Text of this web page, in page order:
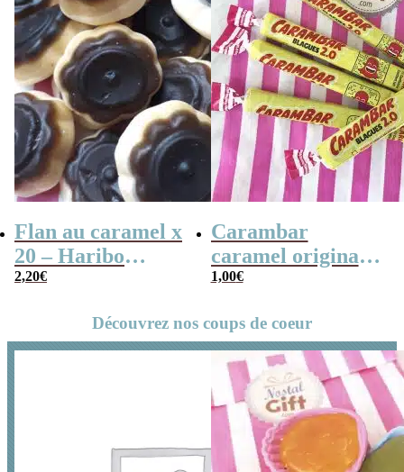
Flan au caramel x
20 – Haribo
2,20€
Carambar
caramel original
x5
1,00€
Découvrez nos coups de coeur